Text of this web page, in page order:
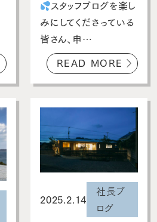
スタッフブログを楽し
みにしてくださっている
皆さん、申…
READ MORE
2025.2.14
社長ブ
ログ